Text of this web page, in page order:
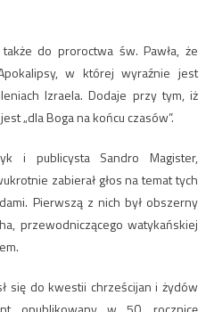
do proroctwa św. Pawła, że
w której wyraźnie jest
Izraela. Dodaje przy tym, iż
„dla Boga na końcu czasów”.
i publicysta Sandro Magister,
zabierał głos na temat tych
Pierwszą z nich był obszerny
przewodniczącego watykańskiej
się do kwestii chrześcijan i żydów